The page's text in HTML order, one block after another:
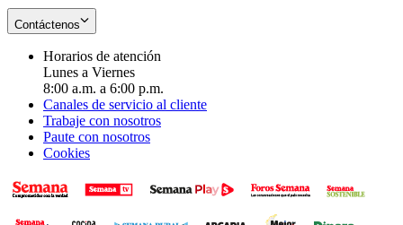
Contáctenos
Horarios de atención
Lunes a Viernes
8:00 a.m. a 6:00 p.m.
Canales de servicio al cliente
Trabaje con nosotros
Paute con nosotros
Cookies